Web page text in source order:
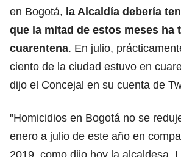
en Bogotá, la Alcaldía debería
que la mitad de estos meses ha
cuarentena. En julio,
ciento de la ciudad estuvo en
dijo el Concejal en su cuenta de
"Homicidios en Bogotá no se
enero a julio de este año en
2019, como dijo hoy la alcaldesa.